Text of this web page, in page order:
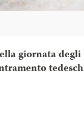
giornata